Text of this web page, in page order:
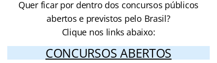
Quer ficar por dentro dos concursos públicos
abertos e previstos pelo Brasil?
Clique nos links abaixo:
CONCURSOS ABERTOS